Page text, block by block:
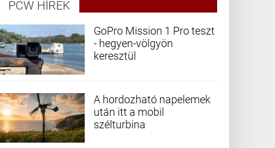
PCW HÍREK
GoPro Mission 1 Pro teszt
- hegyen-völgyön
keresztül
A hordozható napelemek
után itt a mobil
szélturbina